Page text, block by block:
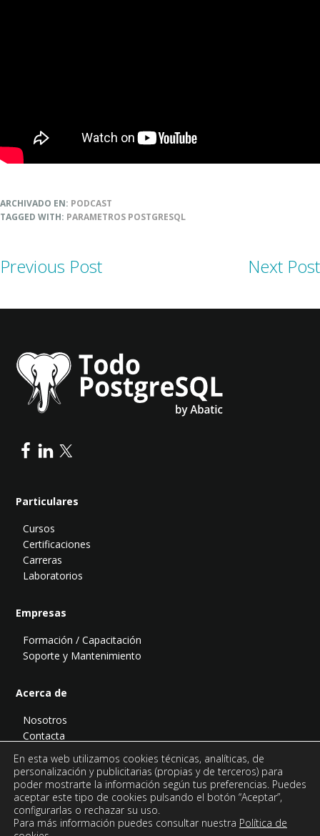
ARCHIVADO EN: PODCAST
TAGGED WITH: PARAMETROS POSTGRESQL
Previous Post Next Post
Particulares
Cursos
Certificaciones
Carreras
Laboratorios
Empresas
Formación / Capacitación
Soporte y Mantenimiento
Acerca de
Nosotros
Contacta
Podcast
En esta web utilizamos cookies técnicas, analíticas, de
personalización y publicitarias (propias y de terceros) para
poder mostrarte la información según tus preferencias. Puedes
aceptar este tipo de cookies pulsando el botón “Aceptar”,
configurarlas o rechazar su uso.
Para más información puedes consultar nuestra Política de